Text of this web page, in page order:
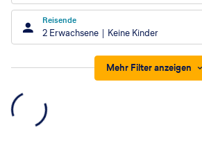
Reisende
2 Erwachsene Keine Kinder
Mehr Filter anzeigen